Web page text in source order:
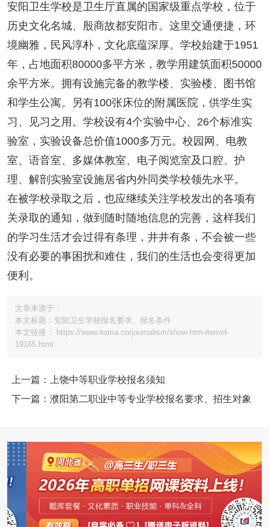
安阳卫生学校是卫生厅直属的国家级重点学校，位于
历史文化名城、殷商故都安阳市。这里交通便捷，环
境幽雅，民风淳朴，文化底蕴深厚。学校始建于1951
年，占地面积80000多平方米，教学用建筑面积50000
余平方米。拥有设施完备的教学楼、实验楼、图书馆
和学生公寓。另有100张床位的附属医院，供学生实
习、见习之用。学校设有4个实验中心、26个标准实
验室，实验设备总价值1000多万元。校园网、电教
室、语音室、多媒体教室、电子阅览室及口腔、护
理、解剖实验室设施居省内外同类学校领先水平。
在被学校录取之后，也应继续关注学校发出的各项有
关录取的通知，做到随时随地信息的完善，这样我们
的学习生活才会过得有条理，井井有条，不会被一些
没有必要的事困扰和难住，我们的生活也会变得更加
便利。
文章来源于：
本文标题：安阳卫生学校报名要求、报名条件
本文链接： https://www.itoma.cn/journalism/show-htm-itemid-
19165.html
上一篇：上饶中等职业学校报名须知
下一篇：濮阳第二职业中等专业学校报名要求、招生对象